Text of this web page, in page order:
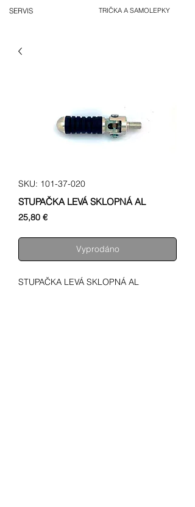
SERVIS TRIČKA A SAMOLEPKY
SKU: 101-37-020
STUPAČKA LEVÁ SKLOPNÁ AL
25,80 €Cena
Vyprodáno
STUPAČKA LEVÁ SKLOPNÁ AL